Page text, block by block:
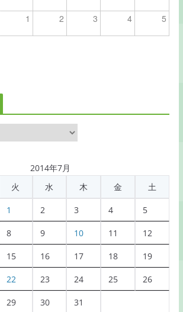
1 2 3 4 5
2014年7月
火 水 木 金 土
1 2 3 4 5
8 9 10 11 12
15 16 17 18 19
22 23 24 25 26
29 30 31